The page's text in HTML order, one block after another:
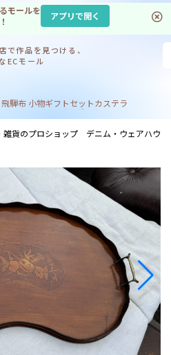
モールを
アプリで開く
で作品を見つける、
ECモール
飛騨布 小物ギフトセットカステラ
コーヒー
ジンギスカン
雑貨のプロショップ デニム・ウェアハウス